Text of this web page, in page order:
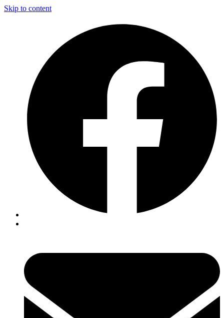
Skip to content